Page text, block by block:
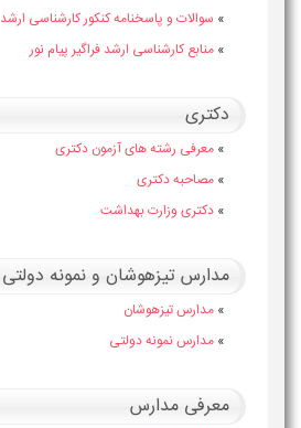
» سوالات و پاسخنامه کنکور کارشناسی ارشد
» منابع کارشناسی ارشد فراگیر پیام نور
دکتری
» معرفی رشته های آزمون دکتری
» مصاحبه دکتری
» دکتری وزارت بهداشت
مدارس تیزهوشان و نمونه دولتی
» مدارس تیزهوشان
» مدارس نمونه دولتی
معرفی مدارس